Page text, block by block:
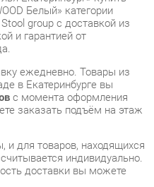
ежедневно. Товары из
в Екатеринбурге вы
с момента оформления
заказать подъём на этаж
для товаров, находящихся
индивидуально.
доставки вы можете
в доставку, а также в
заказа вы можете
об отказе от покупки.